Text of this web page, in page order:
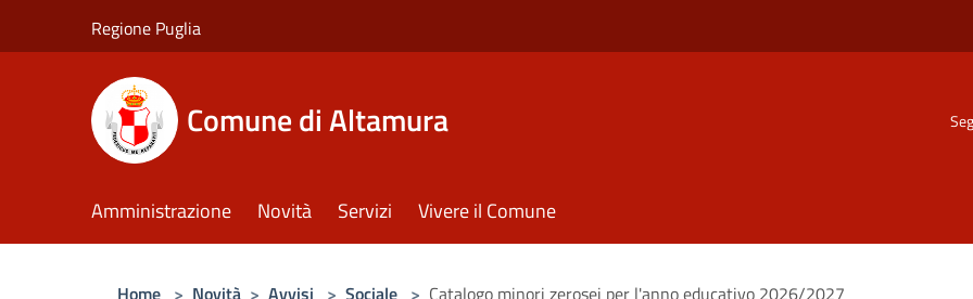
Regione Puglia
Comune di Altamura
Amministrazione Novità Servizi Vivere il Comune
Home > Novità > Avvisi > Sociale > Catalogo minori zerosei per l'anno educativo 2026/2027